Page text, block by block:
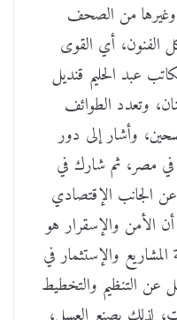
وغيرها من الصحف
الفنون، أي القوى
عبد الحليم قنديل
وتعدد الطوائف
وأشار إلى دور
في مصر، ثم شارك في
الجانب الإقتصادي
الأمن والإسقرار هو
والإستثمار في
عن التنظيم والتخطيط